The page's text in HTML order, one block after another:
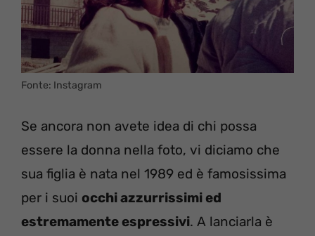
Fonte: Instagram
Se ancora non avete idea di chi possa
essere la donna nella foto, vi diciamo che
sua figlia è nata nel 1989 ed è famosissima
per i suoi occhi azzurrissimi ed
estremamente espressivi. A lanciarla è